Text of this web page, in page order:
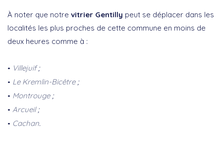
À noter que notre vitrier Gentilly peut se déplacer dans les
localités les plus proches de cette commune en moins de
deux heures comme à :
Villejuif;
Le Kremlin-Bicêtre;
Montrouge;
Arcueil;
Cachan.